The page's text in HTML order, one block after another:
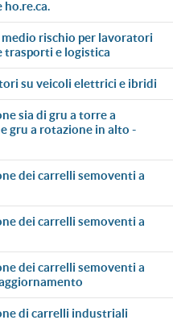
trasporti e logistica
su veicoli elettrici e ibridi
gru a rotazione in alto -